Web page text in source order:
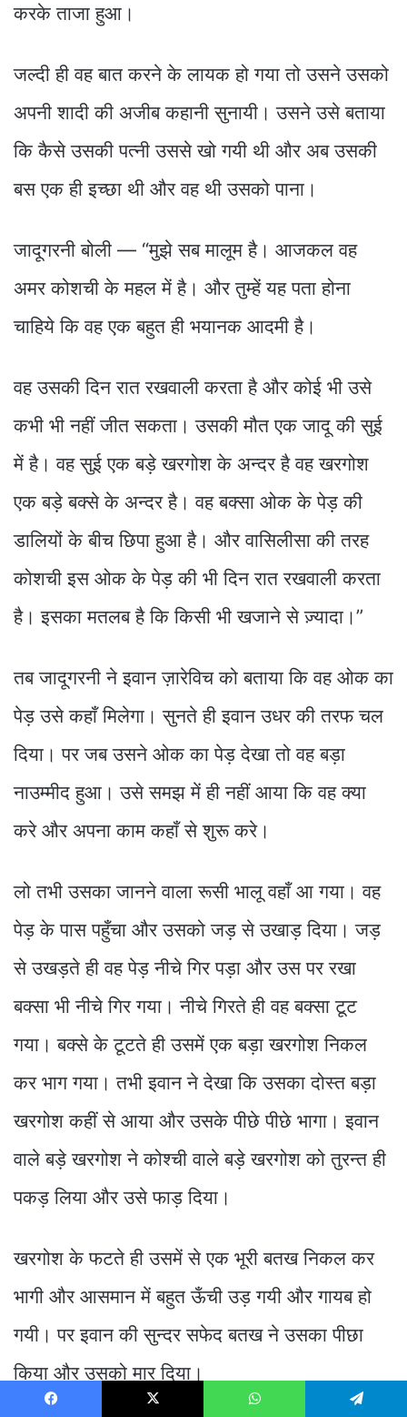
करके ताजा हुआ।
जल्दी ही वह बात करने के लायक हो गया तो उसने उसको
अपनी शादी की अजीब कहानी सुनायी। उसने उसे बताया
कि कैसे उसकी पत्नी उससे खो गयी थी और अब उसकी
बस एक ही इच्छा थी और वह थी उसको पाना।
जादूगरनी बोली — “मुझे सब मालूम है। आजकल वह
अमर कोशची के महल में है। और तुम्हें यह पता होना
चाहिये कि वह एक बहुत ही भयानक आदमी है।
वह उसकी दिन रात रखवाली करता है और कोई भी उसे
कभी भी नहीं जीत सकता। उसकी मौत एक जादू की सुई
में है। वह सुई एक बड़े खरगोश के अन्दर है वह खरगोश
एक बड़े बक्से के अन्दर है। वह बक्सा ओक के पेड़ की
डालियों के बीच छिपा हुआ है। और वासिलीसा की तरह
कोशची इस ओक के पेड़ की भी दिन रात रखवाली करता
है। इसका मतलब है कि किसी भी खजाने से ज़्यादा।”
तब जादूगरनी ने इवान ज़ारेविच को बताया कि वह ओक का
पेड़ उसे कहाँ मिलेगा। सुनते ही इवान उधर की तरफ चल
दिया। पर जब उसने ओक का पेड़ देखा तो वह बड़ा
नाउम्मीद हुआ। उसे समझ में ही नहीं आया कि वह क्या
करे और अपना काम कहाँ से शुरू करे।
लो तभी उसका जानने वाला रूसी भालू वहाँ आ गया। वह
पेड़ के पास पहुँचा और उसको जड़ से उखाड़ दिया। जड़
से उखड़ते ही वह पेड़ नीचे गिर पड़ा और उस पर रखा
बक्सा भी नीचे गिर गया। नीचे गिरते ही वह बक्सा टूट
गया। बक्से के टूटते ही उसमें एक बड़ा खरगोश निकल
कर भाग गया। तभी इवान ने देखा कि उसका दोस्त बड़ा
खरगोश कहीं से आया और उसके पीछे पीछे भागा। इवान
वाले बड़े खरगोश ने कोश्ची वाले बड़े खरगोश को तुरन्त ही
पकड़ लिया और उसे फाड़ दिया।
खरगोश के फटते ही उसमें से एक भूरी बतख निकल कर
भागी और आसमान में बहुत ऊँची उड़ गयी और गायब हो
गयी। पर इवान की सुन्दर सफेद बतख ने उसका पीछा
किया और उसको मार दिया।